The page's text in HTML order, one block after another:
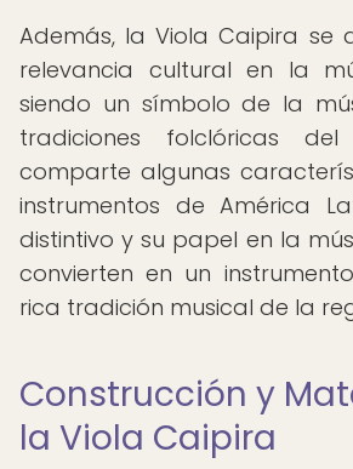
Además, la Viola Caipira se
relevancia cultural en la
siendo un símbolo de la
tradiciones folclóricas
comparte algunas
instrumentos de América
distintivo y su papel en la
convierten en un
rica tradición musical de la
Construcción y
la Viola Caipira